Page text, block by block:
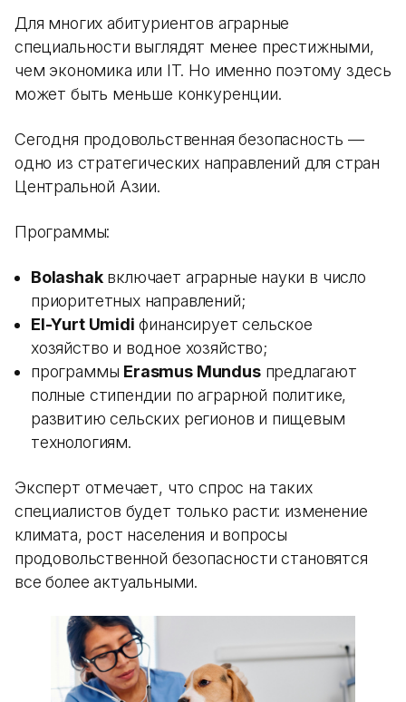
Для многих абитуриентов аграрные
специальности выглядят менее престижными,
чем экономика или IT. Но именно поэтому здесь
может быть меньше конкуренции.
Сегодня продовольственная безопасность —
одно из стратегических направлений для стран
Центральной Азии.
Программы:
Bolashakвключает аграрные науки в число
приоритетных направлений;
El-Yurt Umidi финансирует сельское
хозяйство и водное хозяйство;
программы Erasmus Mundusпредлагают
полные стипендии по аграрной политике,
развитию сельских регионов и пищевым
технологиям.
Эксперт отмечает, что спрос на таких
специалистов будет только расти: изменение
климата, рост населения и вопросы
продовольственной безопасности становятся
все более актуальными.